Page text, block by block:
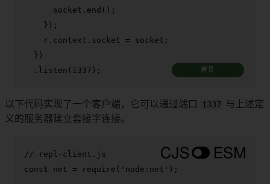
      socket.
end ();
    });
    r.
context . socket = socket;
  })
  .
listen ( 1337 ); 拷贝
以下代码实现了一个客户端，它可以通过端口 1337 与上述定
义的服务器建立套接字连接。
// repl-client.js
const net = require ( 'node:net' );